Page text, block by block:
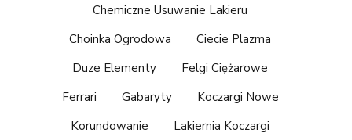
Chemiczne Usuwanie Lakieru
Choinka Ogrodowa
Ciecie Plazma
Duze Elementy
Felgi Ciężarowe
Ferrari
Gabaryty
Koczargi Nowe
Korundowanie
Lakiernia Koczargi